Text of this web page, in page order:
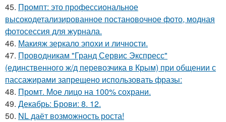
45. Промпт: это профессиональное
высокодетализированное постановочное фото, модная
фотосессия для журнала.
46. Макияж зеркало эпохи и личности.
47. Проводникам "Гранд Сервис Экспресс"
(единственного ж/д перевозчика в Крым) при общении с
пассажирами запрещено использовать фразы:
48. Промт. Мое лицо на 100% сохрани.
49. Декабрь: Брови: 8. 12.
50. NL даёт возможность роста!